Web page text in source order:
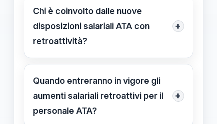
aumenti salariali riconosciuti
retroattivamente da settembre 2024,
migliorando la retribuzione del
trasparente.
Chi è coinvolto dalle nuove
disposizioni salariali ATA con
retroattività?
+
Il provvedimento interessa Assistenti
Amministrativi, Tecnici, Collaboratori
Scolastici e altri ruoli del personale
ATA.
Quando entreranno in vigore gli
aumenti salariali retroattivi per il
personale ATA?
+